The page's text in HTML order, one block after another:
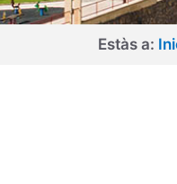
Estàs a: